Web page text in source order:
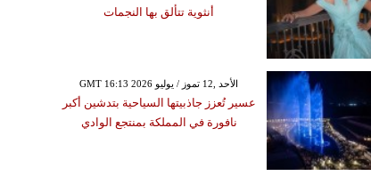
أنثوية تتألق بها النجمات
GMT 16:13 2026 الأحد ,12 تموز / يوليو
عسير تُعزز جاذبيتها السياحية بتدشين أكبر
نافورة في المملكة بمنتجع الوادي